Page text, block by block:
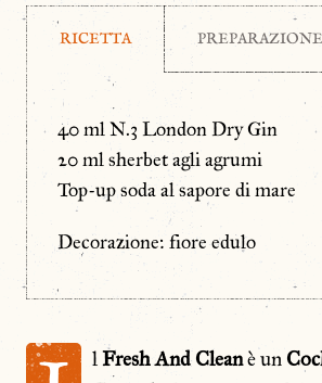
RICETTA PREPARAZIONE
40 ml N.3 London Dry Gin
20 ml sherbet agli agrumi
Top-up soda al sapore di mare
Decorazione: fiore edulo
lFresh And Cleanè un